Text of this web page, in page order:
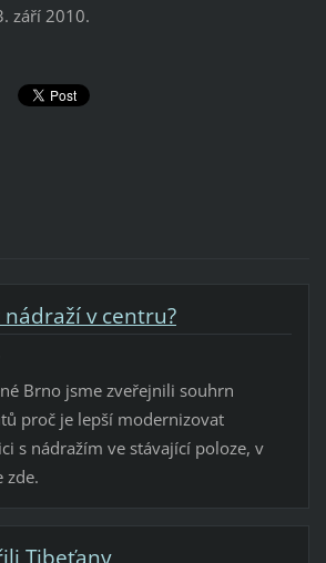
září 2010.
nádraží v centru?
Brno jsme zveřejnili souhrn
proč je lepší modernizovat
s nádražím ve stávající poloze, v
zde.
Tibeťany